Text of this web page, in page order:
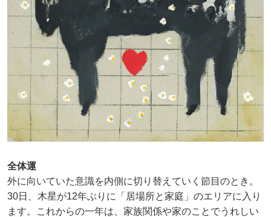
全体運
外に向いていた意識を内側に切り替えていく節目のとき。
30日、木星が12年ぶりに「居場所と家庭」のエリアに入り
ます。これからの一年は、家族関係や家のことでうれしい